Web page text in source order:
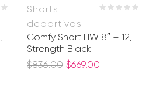
Shorts
deportivos
Comfy Short HW 8″ – 12,
Strength Black
$836.00 $669.00